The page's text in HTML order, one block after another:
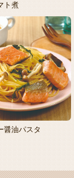
ト煮
醤油パスタ